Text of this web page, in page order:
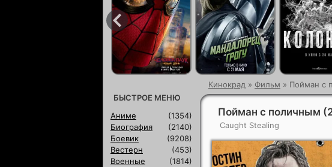
Кинокрад » Фильм » Пойман с
Пойман с поличным
Caught Stealing
БЫСТРОЕ МЕНЮ
Аниме
(1354)
Биография
(2140)
Боевик
(9208)
Вестерн
(453)
Военные
(1814)